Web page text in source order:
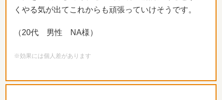
くやる気が出てこれからも頑張っていけそうです。
（20代 男性 NA様）
※効果には個人差があります